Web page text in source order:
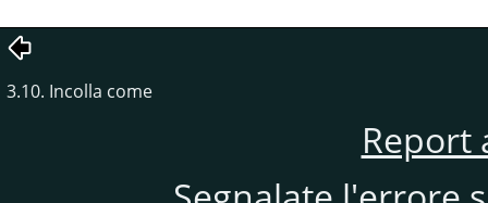
3.10. Incolla come
Report